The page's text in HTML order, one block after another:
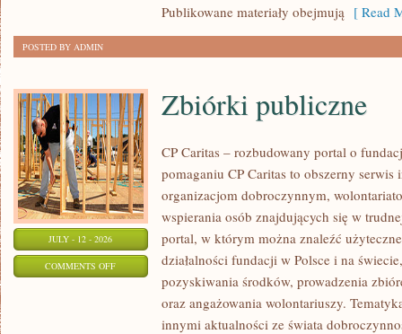
Publikowane materiały obejmują [ Read
POSTED BY ADMIN
JULY - 12 - 2026
COMMENTS OFFON
PUBLICZNE
Zbiórki publiczne
CP Caritas – rozbudowany portal o
pomaganiu CP Caritas to obszerny
organizacjom dobroczynnym,
wspierania osób znajdujących się w
portal, w którym można znaleźć
działalności fundacji w Polsce i na
pozyskiwania środków, prowadzenia
oraz angażowania wolontariuszy.
innymi aktualności ze świata